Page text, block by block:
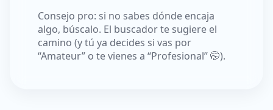
Consejo pro: si no sabes dónde encaja
algo, búscalo. El buscador te sugiere el
camino (y tú ya decides si vas por
“Amateur” o te vienes a “Profesional” 🤭).